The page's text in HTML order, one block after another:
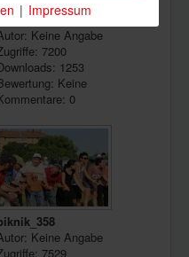
Keine Angabe
7200
1253
Keine
0
Keine Angabe
7529
| Impressum